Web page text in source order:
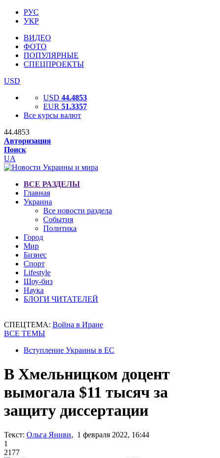
РУС
УКР
ВИДЕО
ФОТО
ПОПУЛЯРНЫЕ
СПЕЦПРОЕКТЫ
USD
USD 44.4853
EUR 51.3357
Все курсы валют
44.4853
Авторизация
Поиск
UA
ВСЕ РАЗДЕЛЫ
Главная
Украина
Все новости раздела
События
Политика
Город
Мир
Бизнес
Спорт
Lifestyle
Шоу-биз
Наука
БЛОГИ ЧИТАТЕЛЕЙ
СПЕЦТЕМА: Война в Иране
ВСЕ ТЕМЫ
Вступление Украины в ЕС
В Хмельницком доцент
вымогала $11 тысяч за
защиту диссертации
Текст: Ольга Яниви, 1 февраля 2022, 16:44
1
2177